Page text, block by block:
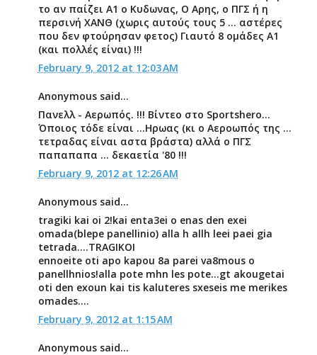
το αν παίζει Α1 ο Κυδωνας, Ο Αρης, ο ΠΓΣ ή η
περσινή ΧΑΝΘ (χωρις αυτούς τους 5 ... αστέρες
που δεν φτούρησαν φετος) Γιαυτό 8 ομάδες Α1
(και πολλές είναι) !!!
February 9, 2012 at 12:03 AM
Anonymous said...
Πανελλ - Αερωπός. !!! Βίντεο στο Sportshero...
Όποιος τόδε είναι ...Ηρωας (κι ο Αεροωπός της ...
τετραδας είναι αστα βράστα) αλλά ο ΠΓΣ
παπαπαπα ... δεκαετία '80 !!!
February 9, 2012 at 12:26 AM
Anonymous said...
tragiki kai oi 2!kai enta3ei o enas den exei
omada(blepe panellinio) alla h allh leei paei gia
tetrada....TRAGIKOI
ennoeite oti apo kapou 8a parei va8mous o
panellhnios!alla pote mhn les pote...gt akougetai
oti den exoun kai tis kaluteres sxeseis me merikes
omades....
February 9, 2012 at 1:15 AM
Anonymous said...